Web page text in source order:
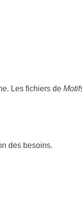
Les fichiers de
des besoins.